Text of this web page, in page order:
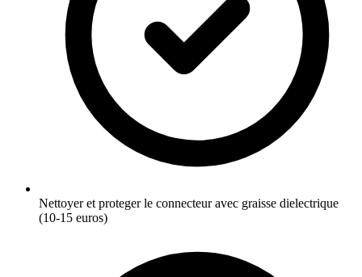
Nettoyer et proteger le connecteur avec graisse dielectrique
(10-15 euros)